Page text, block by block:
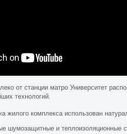
от станции матро Университет
технологий.
жилого комплекса использован
шумозащитные и теплоизоляционные